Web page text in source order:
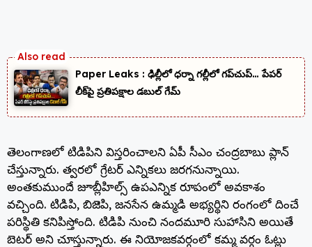
Paper Leaks : ఢిల్లీలో ధర్నా గల్లీలో గప్‌చుప్… పేపర్
లీక్‌పై ప్రతిపక్షాల డబుల్ గేమ్
తెలంగాణలో టిడిపిని విస్తరించాలని ఏపీ సీఎం చంద్రబాబు ప్లాన్
చేస్తున్నారు. త్వరలో గ్రేటర్ ఎన్నికలు జరగనున్నాయి.
అంతకుముందే జూబ్లీహిల్స్ ఉపఎన్నిక రూపంలో అవకాశం
వచ్చింది. టిడిపి, బిజెపి, జనసేన ఉమ్మడి అభ్యర్థిని రంగంలో దించే
పరిస్థితి కనిపిస్తోంది. టిడిపి నుంచి నందమూరి సుహాసిని అయితే
బెటర్ అని చూస్తున్నారు. ఈ నియోజకవర్గంలో కమ్మ వర్గం ఓట్లు